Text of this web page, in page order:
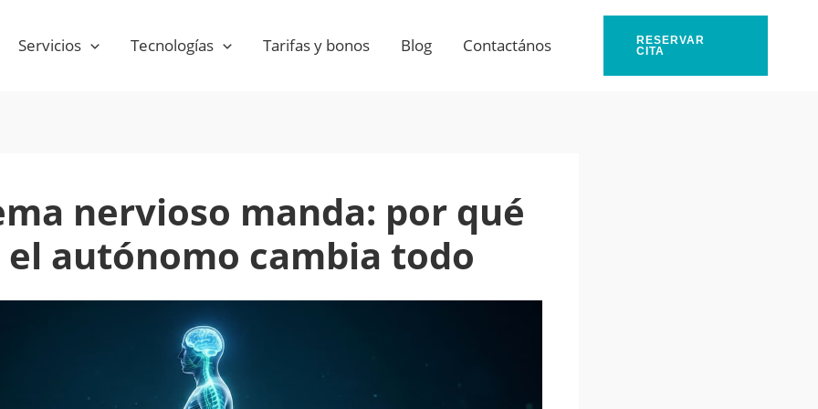
Servicios Tecnologías Tarifas y bonos Blog Contactános
RESERVAR
CITA
nervioso manda: por qué
autónomo cambia todo